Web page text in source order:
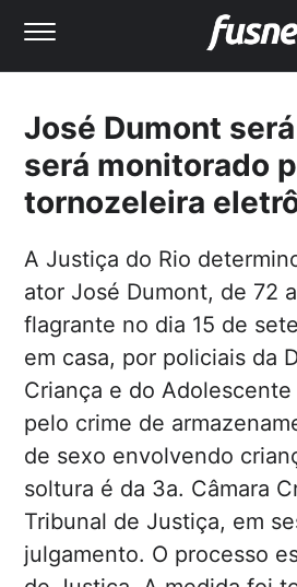
José Dumont
será monitorado
tornozeleira
A Justiça do Rio
ator José Dumont, de 72
flagrante no dia 15 de
em casa, por policiais da
Criança e do Adolescente
pelo crime de
de sexo envolvendo
soltura é da 3a. Câmara
Tribunal de Justiça, em
julgamento. O processo